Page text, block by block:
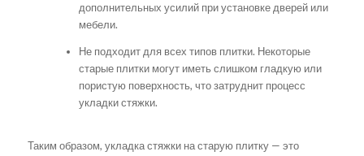
дополнительных усилий при установке дверей или
мебели.
Не подходит для всех типов плитки. Некоторые
старые плитки могут иметь слишком гладкую или
пористую поверхность, что затруднит процесс
укладки стяжки.
Таким образом, укладка стяжки на старую плитку — это